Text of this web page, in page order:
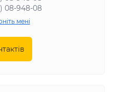
08-948-08
мені